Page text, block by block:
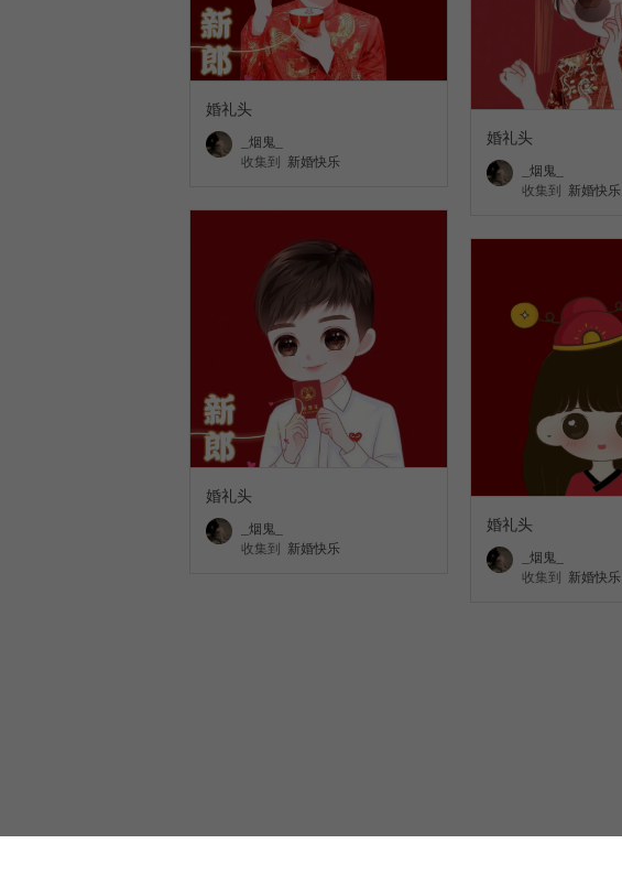
婚礼头
_烟鬼_
收集到 新婚快乐
婚礼头
_烟鬼_
收集到 新婚快乐
婚礼头
_烟鬼_
收集到 新婚快乐
婚礼头
_烟鬼_
收集到 新婚快乐